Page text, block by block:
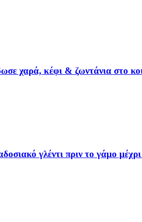
χαρά, κέφι & ζωντάνια στο
γλέντι πριν το γάμο